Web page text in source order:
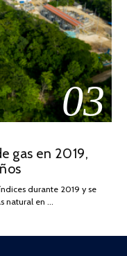
03
gas en 2019,
durante 2019 y se
natural en …